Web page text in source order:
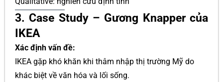
3. Case Study – Gương Knapper của
IKEA
Xác định vấn đề:
IKEA gặp khó khăn khi thâm nhập thị trường Mỹ do
khác biệt về văn hóa và lối sống.